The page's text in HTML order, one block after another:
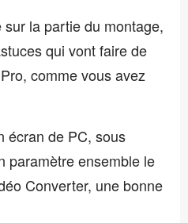
sur la partie du montage,
qui vont faire de
comme vous avez
écran de PC, sous
paramètre ensemble le
Converter, une bonne